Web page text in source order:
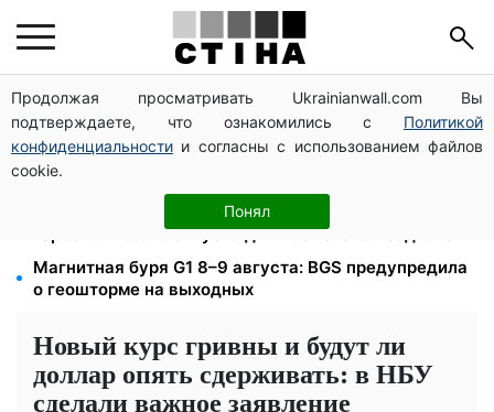
Продолжая просматривать Ukrainianwall.com Вы
подтверждаете, что ознакомились с Политикой
конфиденциальности и согласны с использованием файлов
cookie.
Понял
До +37°C на юге и грозы с градом в 9 областях:
прогноз погоды на выходные от Птухи
Пенсия по инвалидности III группы с сентября: от
2595 до 10 625 грн — кто сколько получит
Затмение 12 августа: астролог Базиленко дала
гороскоп на 3–9 августа для всех знаков зодиака
Магнитная буря G1 8–9 августа: BGS предупредила
о геошторме на выходных
Новый курс гривны и будут ли
доллар опять сдерживать: в НБУ
сделали важное заявление